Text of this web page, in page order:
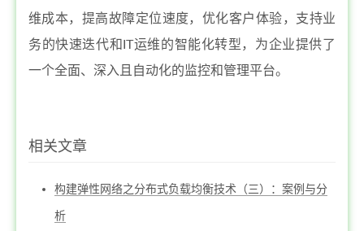
维成本，提高故障定位速度，优化客户体验，支持业
务的快速迭代和IT运维的智能化转型，为企业提供了
一个全面、深入且自动化的监控和管理平台。
相关文章
构建弹性网络之分布式负载均衡技术（三）：案例与分
析